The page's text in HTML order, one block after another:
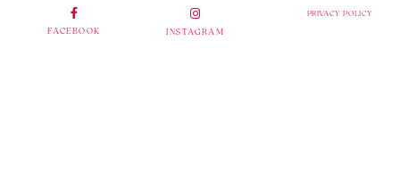
FACEBOOK INSTAGRAM
PRIVACY POLICY